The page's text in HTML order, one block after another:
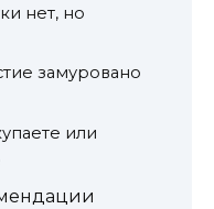
нет, но
замуровано
или